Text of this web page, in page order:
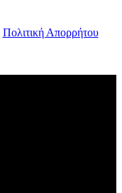
Πολιτική Απορρήτου